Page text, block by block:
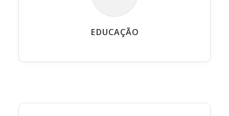
EDUCAÇÃO